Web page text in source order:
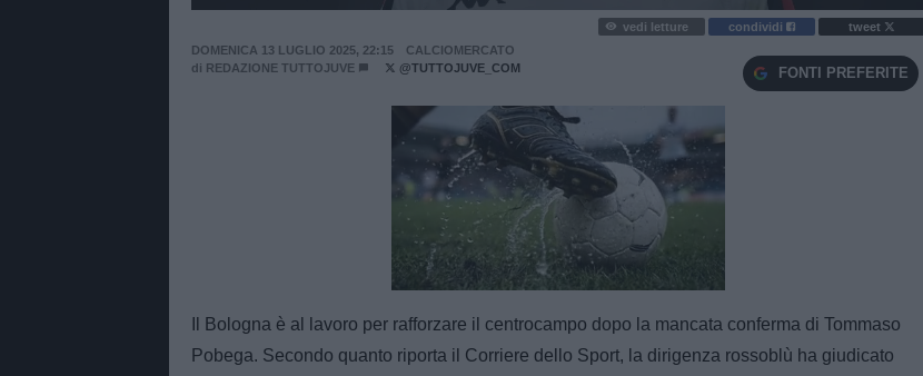
vedi letture condividi
tweet
DOMENICA 13 LUGLIO 2025, 22:15
CALCIOMERCATO
di REDAZIONE TUTTOJUVE @TUTTOJUVE_COM FONTI PREFERITE
Loaded:
100.00%
Il Bologna è al lavoro per rafforzare il centrocampo dopo la mancata conferma di Tommaso
Pobega. Secondo quanto riporta il Corriere dello Sport, la dirigenza rossoblù ha giudicato